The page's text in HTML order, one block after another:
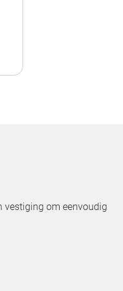
vestiging om eenvoudig